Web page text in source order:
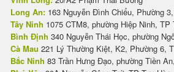
Long An: 163 Nguyễn Đình Chiểu, Phường
Tây Ninh 1075 CTM8, phường Hiệp Ninh, TP
Bình Định 340 Nguyễn Thái Học, phường
Cà Mau 221 Lý Thường Kiệt, K2, Phường 6,
Bắc Ninh 83 Trần Hưng Đạo, phường Tiền